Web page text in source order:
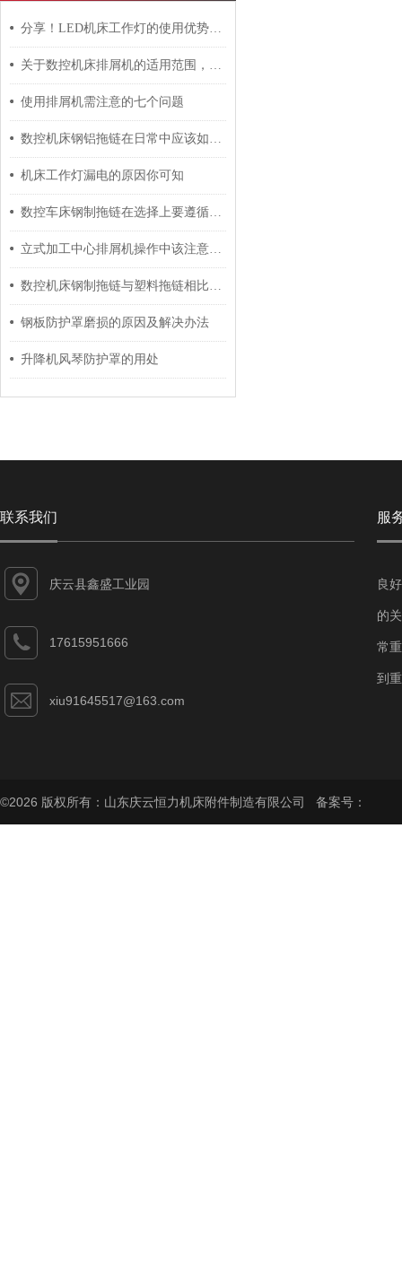
分享！LED机床工作灯的使用优势和安装方法
关于数控机床排屑机的适用范围，以下有着详细说明
使用排屑机需注意的七个问题
数控机床钢铝拖链在日常中应该如何有效维护？
机床工作灯漏电的原因你可知
数控车床钢制拖链在选择上要遵循以下原则
立式加工中心排屑机操作中该注意哪些事项？
数控机床钢制拖链与塑料拖链相比具有什么区别？
钢板防护罩磨损的原因及解决办法
升降机风琴防护罩的用处
联系我们
庆云县鑫盛工业园
17615951666
xiu91645517@163.com
服
良
的
常
到
©2026 版权所有：山东庆云恒力机床附件制造有限公司 备案号：